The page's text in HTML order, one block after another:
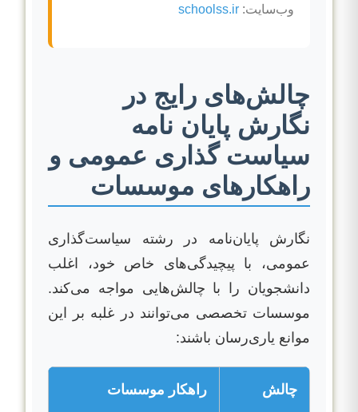
وب‌سایت: schoolss.ir
چالش‌های رایج در
نگارش پایان نامه
سیاست گذاری عمومی و
راهکارهای موسسات
نگارش پایان‌نامه در رشته سیاست‌گذاری
عمومی، با پیچیدگی‌های خاص خود، اغلب
دانشجویان را با چالش‌هایی مواجه می‌کند.
موسسات تخصصی می‌توانند در غلبه بر این
موانع یاری‌رسان باشند:
چالش راهکار موسسات